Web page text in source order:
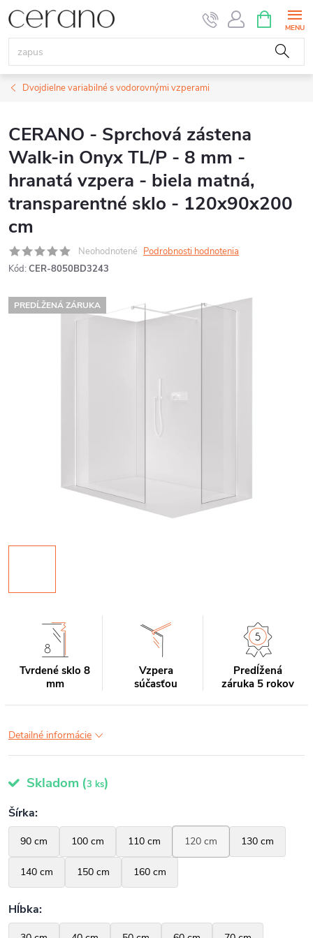
Prejsť
na
obsah
KOŠÍK
Dvojdielne variabilné s vodorovnými vzperami
CERANO - Sprchová zástena
Walk-in Onyx TL/P - 8 mm -
hranatá vzpera - biela matná,
transparentné sklo - 120x90x200
cm
Neohodnotené Podrobnosti hodnotenia
Kód: CER-8050BD3243
PREDĹŽENÁ ZÁRUKA
Tvrdené sklo 8
mm
Vzpera
súčasťou
Predĺžená
záruka 5 rokov
Detailné informácie
Skladom (3 ks)